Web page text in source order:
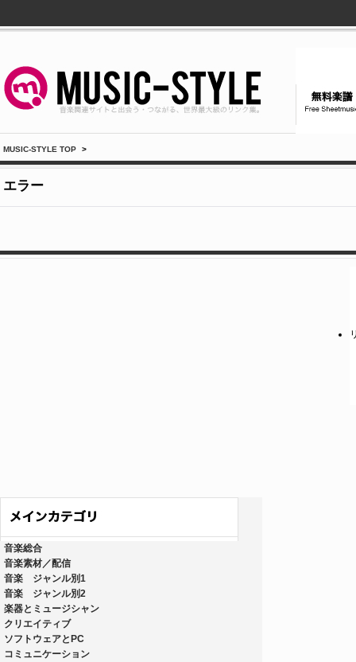
MUSIC-STYLE TOP >
エラー
音楽総合
音楽素材／配信
音楽 ジャンル別1
音楽 ジャンル別2
楽器とミュージシャン
クリエイティブ
ソフトウェアとPC
コミュニケーション